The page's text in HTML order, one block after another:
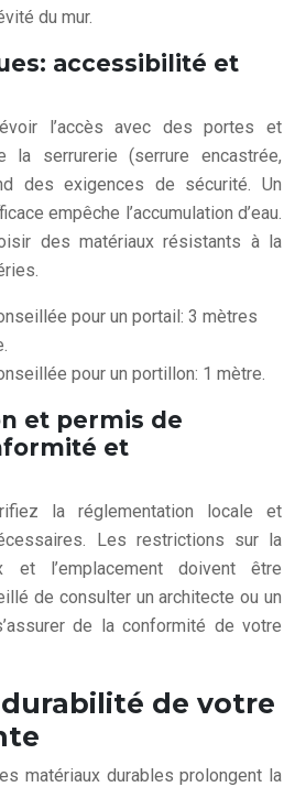
du mur.
accessibilité et
l’accès avec des portes et
la serrurerie (serrure encastrée,
des exigences de sécurité. Un
empêche l’accumulation d’eau.
des matériaux résistants à la
pour un portail: 3 mètres
pour un portillon: 1 mètre.
et permis de
et
la réglementation locale et
Les restrictions sur la
et l’emplacement doivent être
de consulter un architecte ou un
de la conformité de votre
de votre
matériaux durables prolongent la